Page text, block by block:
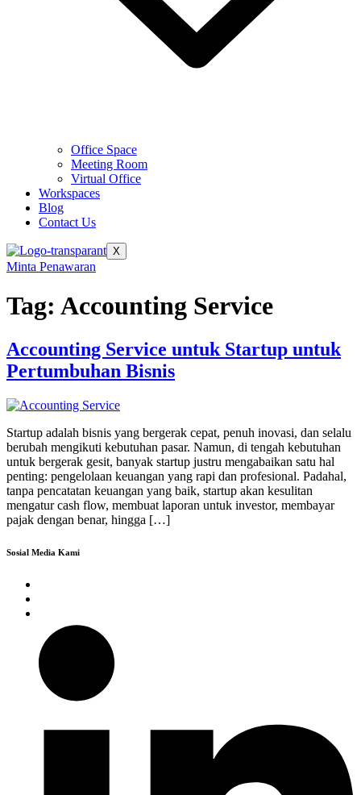
Office Space
Meeting Room
Virtual Office
Workspaces
Blog
Contact Us
X
Minta Penawaran
Tag: Accounting Service
Accounting Service untuk Startup untuk
Pertumbuhan Bisnis
Startup adalah bisnis yang bergerak cepat, penuh inovasi, dan selalu
berubah mengikuti kebutuhan pasar. Namun, di tengah kebutuhan
untuk bergerak gesit, banyak startup justru mengabaikan satu hal
penting: pengelolaan keuangan yang rapi dan profesional. Padahal,
tanpa pencatatan keuangan yang baik, startup akan kesulitan
mengatur cash flow, membuat laporan untuk investor, membayar
pajak dengan benar, hingga […]
Sosial Media Kami